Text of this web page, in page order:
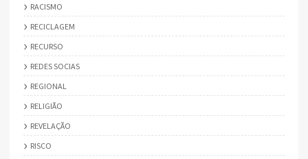
RACISMO
RECICLAGEM
RECURSO
REDES SOCIAS
REGIONAL
RELIGIÃO
REVELAÇÃO
RISCO